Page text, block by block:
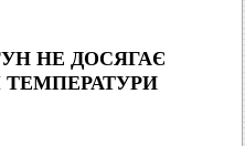
НЕ ДОСЯГАЄ